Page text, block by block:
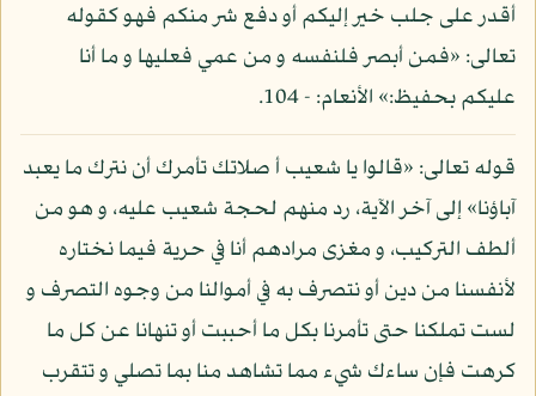
أقدر على جلب خير إليكم أو دفع شر منكم فهو كقوله
تعالى: «فمن أبصر فلنفسه و من عمي فعليها و ما أنا
عليكم بحفيظ:» الأنعام: - 104.
قوله تعالى: «قالوا يا شعيب أ صلاتك تأمرك أن نترك ما يعبد
آباؤنا» إلى آخر الآية، رد منهم لحجة شعيب عليه، و هو من
ألطف التركيب، و مغزى مرادهم أنا في حرية فيما نختاره
لأنفسنا من دين أو نتصرف به في أموالنا من وجوه التصرف و
لست تملكنا حتى تأمرنا بكل ما أحببت أو تنهانا عن كل ما
كرهت فإن ساءك شيء مما تشاهد منا بما تصلي و تتقرب